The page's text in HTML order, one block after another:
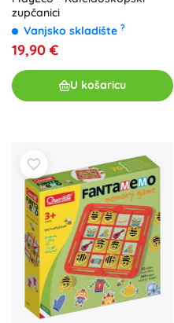
zupčanici
Vanjsko skladište ?
19,90 €
U košaricu